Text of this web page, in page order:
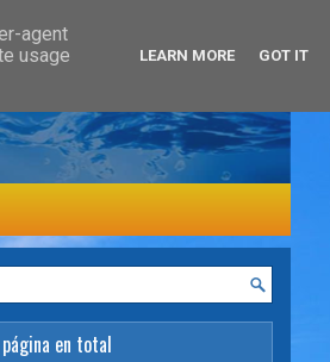
en total
agent
usage
LEARN MORE GOT IT